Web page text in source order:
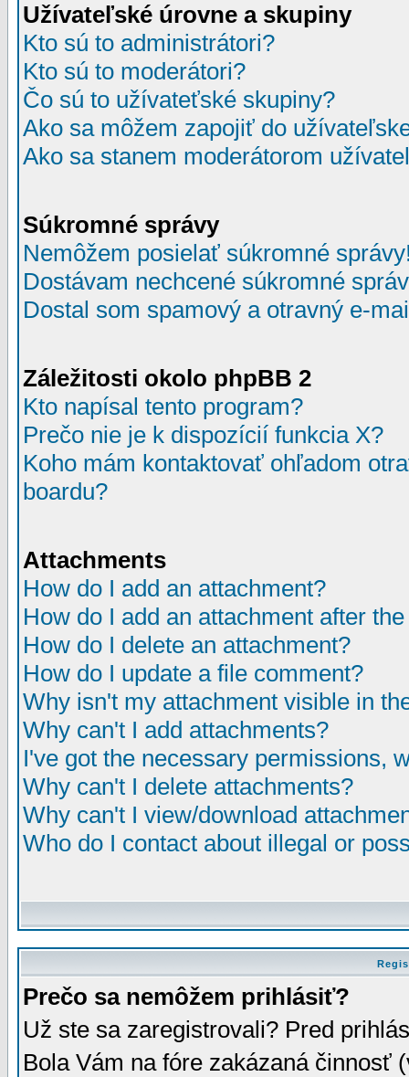
Užívateľské úrovne a skupiny
Kto sú to administrátori?
Kto sú to moderátori?
Čo sú to užívateťské skupiny?
Ako sa môžem zapojiť do
Ako sa stanem moderátorom
Súkromné správy
Nemôžem posielať súkromné
Dostávam nechcené súkromné
Dostal som spamový a otravný e-
Záležitosti okolo phpBB 2
Kto napísal tento program?
Prečo nie je k dispozícií funkcia X?
Koho mám kontaktovať ohľadom
boardu?
Attachments
How do I add an attachment?
How do I add an attachment after
How do I delete an attachment?
How do I update a file comment?
Why isn't my attachment visible in
Why can't I add attachments?
I've got the necessary permissions,
Why can't I delete attachments?
Why can't I view/download
Who do I contact about illegal or
Prečo sa nemôžem prihlásiť?
Už ste sa zaregistrovali? Pred
Bola Vám na fóre zakázaná činnosť